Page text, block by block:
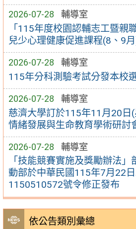
2026-07-28 輔導室
「115年度校園認輔志工暨親
兒少心理健康促進課程(8、9月)
2026-07-28 輔導室
115年分科測驗考試分發本校
2026-07-28 輔導室
慈濟大學訂於115年11月20日
情緒發展與生命教育學術研討
2026-07-28 輔導室
「技能競賽實施及獎勵辦法
動部於中華民國115年7月22
1150510572號令修正發布
依公告類別彙總